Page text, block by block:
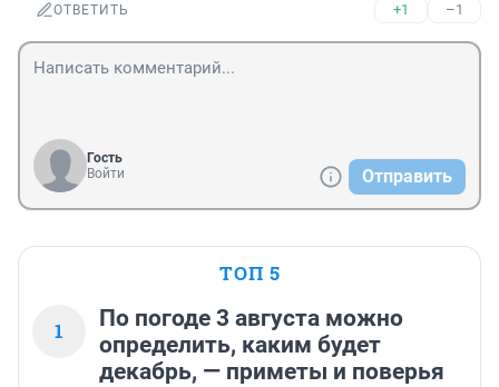
ОТВЕТИТЬ +1 –1
Гость
Войти
Отправить
ТОП 5
1
По погоде 3 августа можно
определить, каким будет
декабрь, — приметы и поверья